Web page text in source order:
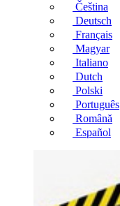
Čeština
Deutsch
Français
Magyar
Italiano
Dutch
Polski
Português
Română
Español